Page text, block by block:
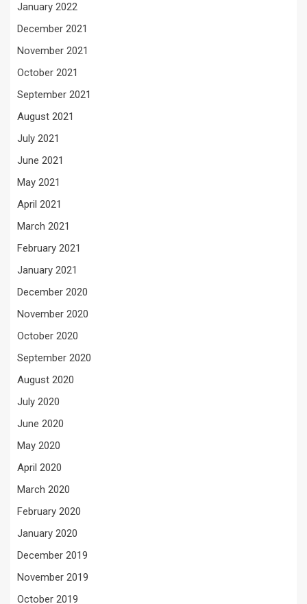
January 2022
December 2021
November 2021
October 2021
September 2021
August 2021
July 2021
June 2021
May 2021
April 2021
March 2021
February 2021
January 2021
December 2020
November 2020
October 2020
September 2020
August 2020
July 2020
June 2020
May 2020
April 2020
March 2020
February 2020
January 2020
December 2019
November 2019
October 2019